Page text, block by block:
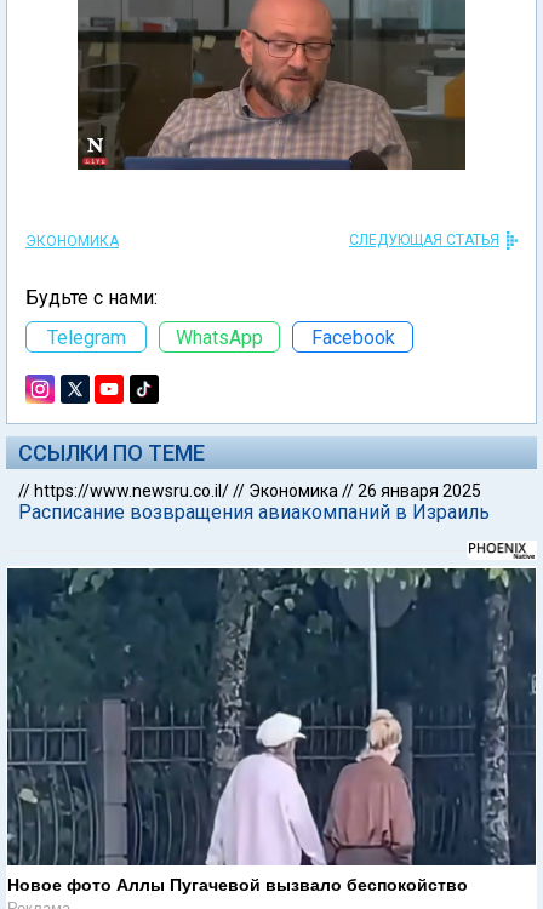
ЭКОНОМИКА СЛЕДУЮЩАЯ СТАТЬЯ
Будьте с нами:
Telegram
WhatsApp Facebook
ССЫЛКИ ПО ТЕМЕ
// https://www.newsru.co.il/// Экономика //26 января 2025
Расписание возвращения авиакомпаний в Израиль
Новое фото Аллы Пугачевой вызвало беспокойство